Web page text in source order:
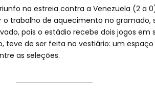
na estreia contra a Venezuela (2 a
o trabalho de aquecimento no gramado,
pois o estádio recebe dois jogos em
teve de ser feita no vestiário: um
as seleções.